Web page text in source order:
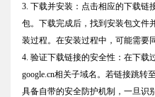
3. 下载并安装：点击相应的下载链
包。下载完成后，找到安装包文件
装过程。在安装过程中，可能需要
4. 验证下载链接的安全性：在下载
google.cn相关子域名。若链接跳转
具备自带的安全防护机制，一旦识